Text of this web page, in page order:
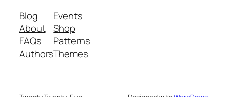
Blog
About
FAQs
Authors
Events
Shop
Patterns
Themes